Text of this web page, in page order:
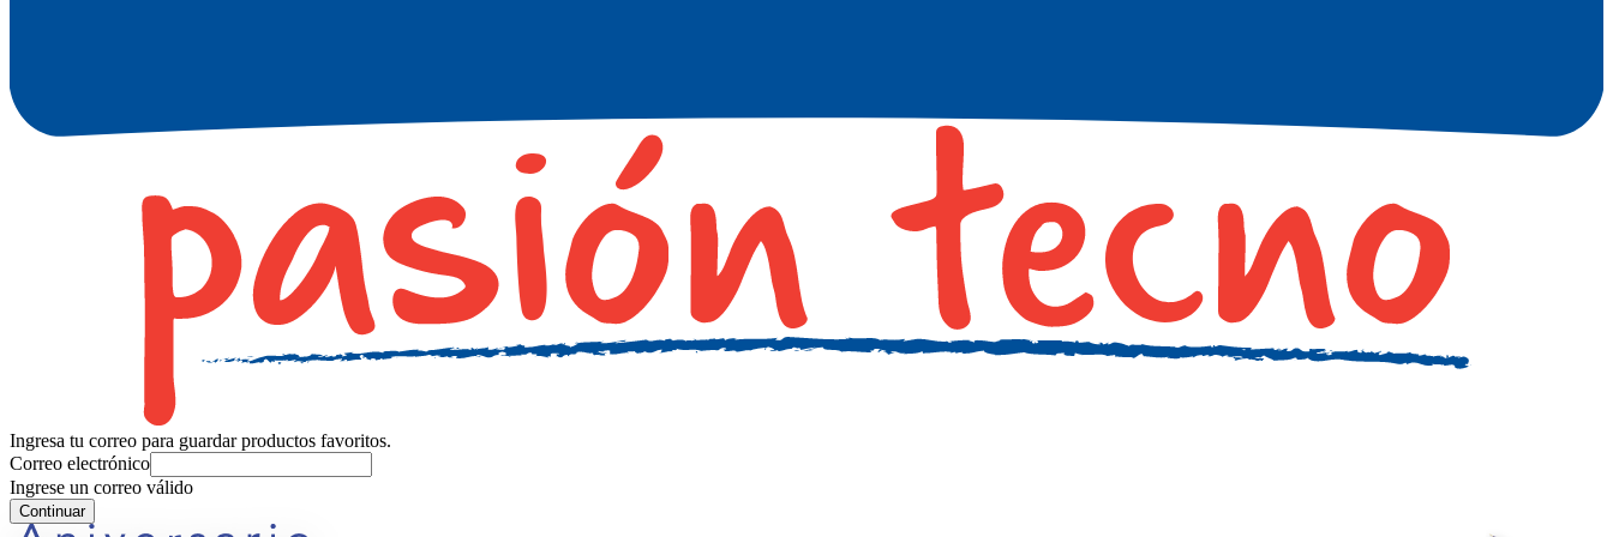
Ingresa tu correo para guardar productos favoritos.
Correo electrónico
Ingrese un correo válido
Continuar